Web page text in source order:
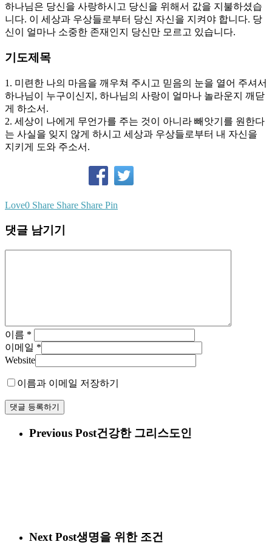
하나님은 당신을 사랑하시고 당신을 위해서 값을 지불하셨습
니다. 이 세상과 우상들로부터 당신 자신을 지켜야 합니다. 당
신이 얼마나 소중한 존재인지 당신만 모르고 있습니다.
기도제목
1. 미련한 나의 마음을 깨우쳐 주시고 믿음의 눈을 열어 주셔서
하나님이 누구이신지, 하나님의 사랑이 얼마나 놀라운지 깨닫
게 하소서.
2. 세상이 나에게 무언가를 주는 것이 아니라 빼앗기를 원한다
는 사실을 잊지 않게 하시고 세상과 우상들로부터 내 자신을
지키게 도와 주소서.
Love0 Share Share Share Pin
댓글 남기기
이름 *
이메일 *
Website
이름과 이메일 저장하기
Previous Post건강한 그리스도인
Next Post생명을 위한 조건